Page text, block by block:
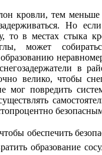
кровли, тем
Но
то в местах стыка
может
образованию
в
велико, чтобы
мог повредить
обеспечить
образование